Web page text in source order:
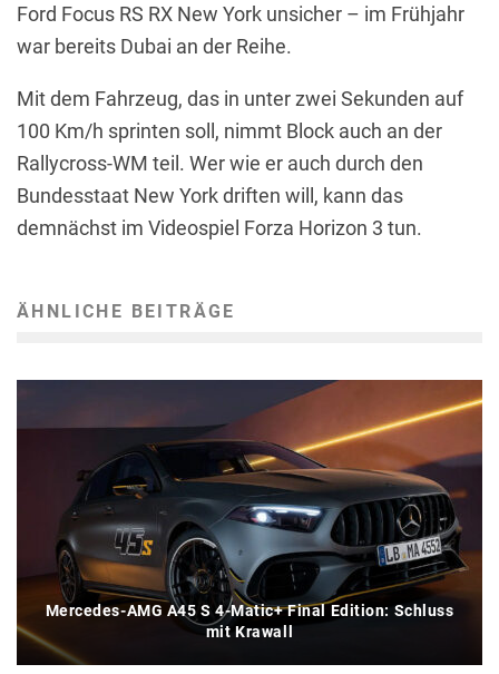
Ford Focus RS RX New York unsicher – im Frühjahr
war bereits Dubai an der Reihe.
Mit dem Fahrzeug, das in unter zwei Sekunden auf
100 Km/h sprinten soll, nimmt Block auch an der
Rallycross-WM teil. Wer wie er auch durch den
Bundesstaat New York driften will, kann das
demnächst im Videospiel Forza Horizon 3 tun.
ÄHNLICHE BEITRÄGE
Mercedes-AMG A45 S 4-Matic+ Final Edition: Schluss
mit Krawall